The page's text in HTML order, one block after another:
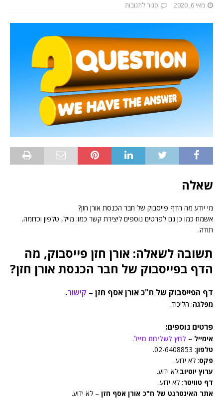
מאי 6, 2020 סגור לתגובות
שאלה
מי יודע מה הדף פייסבוק של חבר הכנסת אורן חזן?
אשמח כמו כן גם לפרטים נוספים ליצירת קשר כמו: מייל, טלפון וכדומה.
תודה.
תשובה לשאלה: אורן חזן פייסבוק, מה
הדף בפייסבוק של חבר הכנסת אורן חזן?
דף הפייסבוק של ח"כ אורן אסף חזן – קישור.
מפלגה: הליכוד.
פרטים נוספים:
אימייל – לחץ לשליחת מייל.
טלפון: 02-6408853.
פקס: לא ידוע.
ערוץ יוטיוב:לא ידוע.
דף טוויטר: לא ידוע.
אתר האינטרנט של ח"כ אורן אסף חזן – לא ידוע.